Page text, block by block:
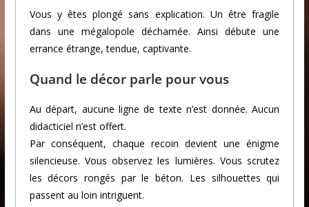
Vous y êtes plongé sans explication. Un être fragile
dans une mégalopole décharnée. Ainsi débute une
errance étrange, tendue, captivante.
Quand le décor parle pour vous
Au départ, aucune ligne de texte n’est donnée. Aucun
didacticiel n’est offert.
Par conséquent, chaque recoin devient une énigme
silencieuse. Vous observez les lumières. Vous scrutez
les décors rongés par le béton. Les silhouettes qui
passent au loin intriguent.